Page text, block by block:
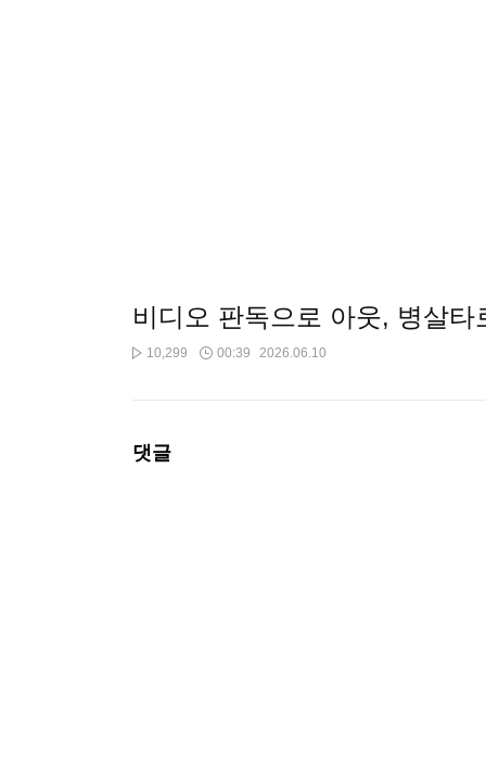
비디오 판독으로 아웃, 병살타
10,299 00:39 2026.06.10
댓글